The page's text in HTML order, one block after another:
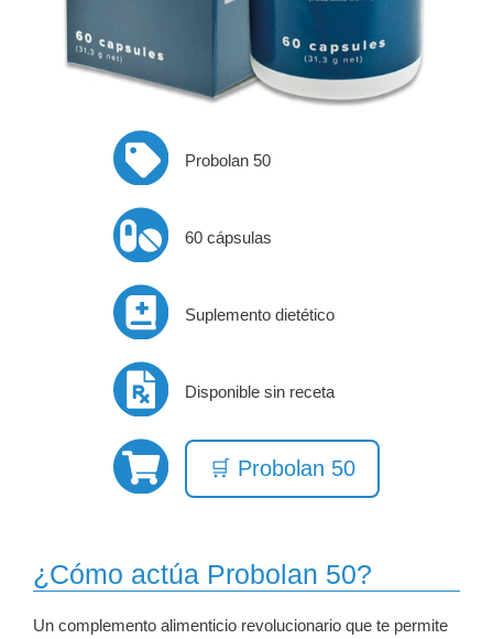
Probolan 50
60 cápsulas
Suplemento dietético
Disponible sin receta
🛒 Probolan 50
¿Cómo actúa Probolan 50?
Un complemento alimenticio revolucionario que te permite